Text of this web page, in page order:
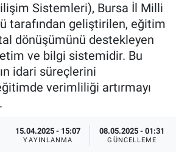
Sistemleri), Bursa İl Milli
tarafından geliştirilen, eğitim
dönüşümünü destekleyen
ve bilgi sistemidir. Bu
idari süreçlerini
verimliliği artırmayı
15.04.2025 - 15:07
YAYINLANMA
08.05.2025 - 01:31
GÜNCELLEME